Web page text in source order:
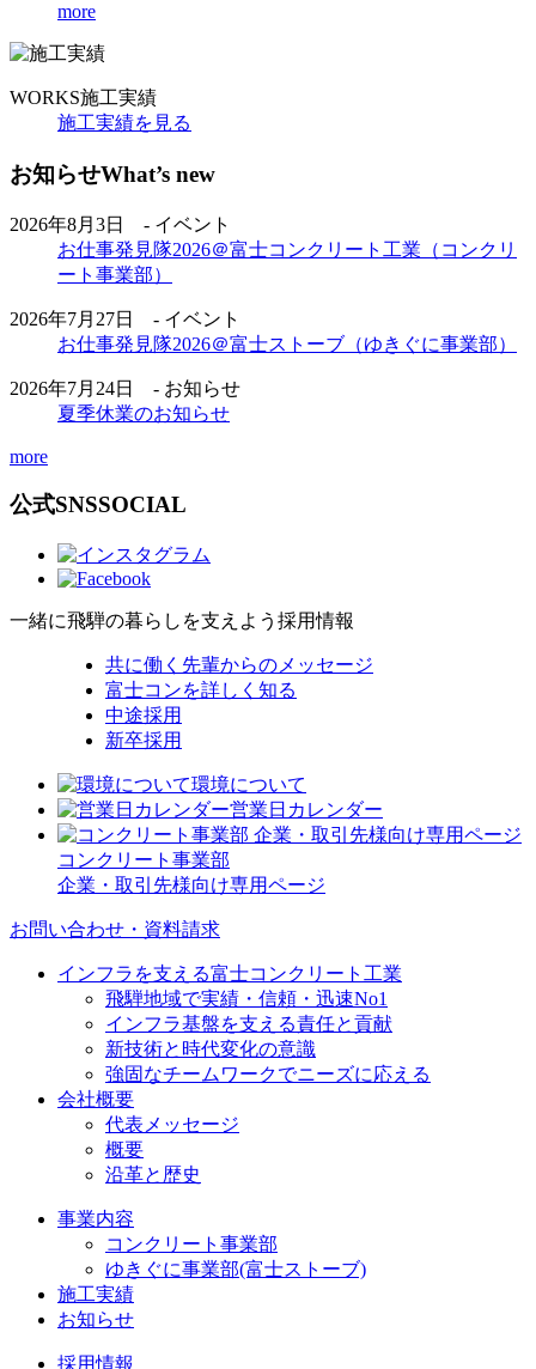
more
WORKS施工実績
施工実績を見る
お知らせWhat’s new
2026年8月3日 - イベント
お仕事発見隊2026＠富士コンクリート工業（コンクリ
ート事業部）
2026年7月27日 - イベント
お仕事発見隊2026＠富士ストーブ（ゆきぐに事業部）
2026年7月24日 - お知らせ
夏季休業のお知らせ
more
公式SNSSOCIAL
一緒に飛騨の暮らしを支えよう 採用情報
共に働く先輩からのメッセージ
富士コンを詳しく知る
中途採用
新卒採用
環境について
営業日カレンダー
コンクリート事業部
企業・取引先様向け専用ページ
お問い合わせ・資料請求
インフラを支える富士コンクリート工業
飛騨地域で実績・信頼・迅速No1
インフラ基盤を支える責任と貢献
新技術と時代変化の意識
強固なチームワークでニーズに応える
会社概要
代表メッセージ
概要
沿革と歴史
事業内容
コンクリート事業部
ゆきぐに事業部(富士ストーブ)
施工実績
お知らせ
採用情報